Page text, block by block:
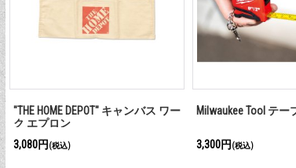
"THE HOME DEPOT" キャンバス ワー
ク エプロン
3,080円 (税込)
Milwaukee Tool テー
3,300円 (税込)